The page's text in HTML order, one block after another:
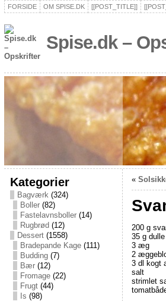
FORSIDE OM SPISE.DK [[POST_TITLE]]
Spise.dk –
Kategorier
Bagværk(324)
Boller(82)
Fastelavnsboller(14)
Rugbrød (12)
Dessert(1558)
Bradepande Kage(111)
Budding(7)
Bær(12)
Fromage(22)
Frugt(44)
Is (98)
«
200 g
35 g dulle
3 æg
2
3 dl kogt
salt
strimlet